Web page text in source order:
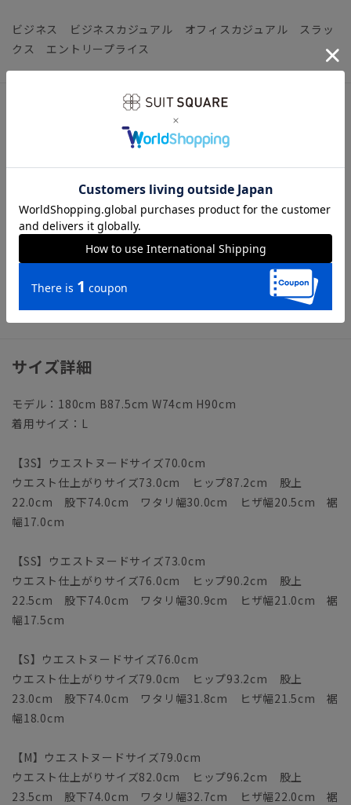
ビジネス ビジネスカジュアル オフィスカジュアル スラッ
クス エントリープライス
【仕様】ノータック／テーパード
【裾】シングル仕上げ（裾上げ済み：裾上げは受付対象外とな
【モデル】RS07
※モデルにより仕上がりサイズが異なります。下記のサイズ詳
細を必ずご確認下さい。
【洗濯表示】ドライクリーニング・家庭洗濯可《洗濯機可（ネ
ット使用・弱水流）》
サイズ詳細
モデル：180cm B87.5cm W74cm H90cm
着用サイズ：L
【3S】ウエストヌードサイズ70.0cm
ウエスト仕上がりサイズ73.0cm ヒップ87.2cm 股上
22.0cm 股下74.0cm ワタリ幅30.0cm ヒザ幅20.5cm 裾
幅17.0cm
【SS】ウエストヌードサイズ73.0cm
ウエスト仕上がりサイズ76.0cm ヒップ90.2cm 股上
22.5cm 股下74.0cm ワタリ幅30.9cm ヒザ幅21.0cm 裾
幅17.5cm
【S】ウエストヌードサイズ76.0cm
ウエスト仕上がりサイズ79.0cm ヒップ93.2cm 股上
23.0cm 股下74.0cm ワタリ幅31.8cm ヒザ幅21.5cm 裾
幅18.0cm
【M】ウエストヌードサイズ79.0cm
ウエスト仕上がりサイズ82.0cm ヒップ96.2cm 股上
23.5cm 股下74.0cm ワタリ幅32.7cm ヒザ幅22.0cm 裾